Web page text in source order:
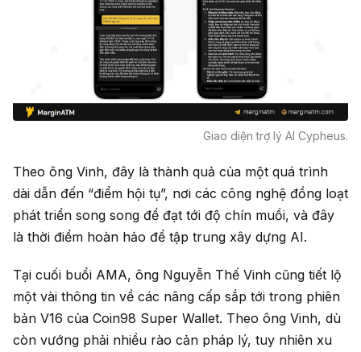
Giao diện trợ lý AI Cypheus.
Theo ông Vinh, đây là thành quả của một quá trình
dài dẫn đến “điểm hội tụ”, nơi các công nghệ đồng loạt
phát triển song song để đạt tới độ chín muồi, và đây
là thời điểm hoàn hảo để tập trung xây dựng AI.
Tại cuối buổi AMA, ông Nguyễn Thế Vinh cũng tiết lộ
một vài thông tin về các nâng cấp sắp tới trong phiên
bản V16 của Coin98 Super Wallet. Theo ông Vinh, dù
còn vướng phải nhiều rào cản pháp lý, tuy nhiên xu